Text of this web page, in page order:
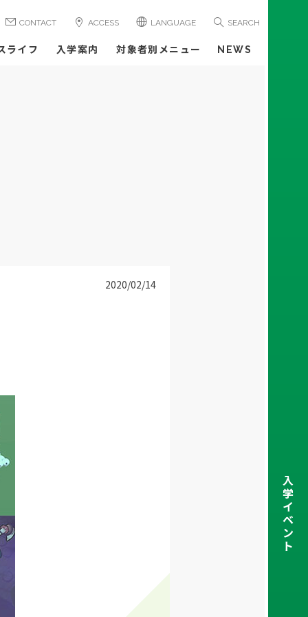
CONTACT ACCESS LANGUAGE SEARCH
ライフ 入学案内 対象者別メニュー NEWS
2020/02/14
入
学
イ
ベ
ン
ト